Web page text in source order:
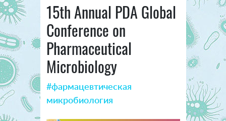
15th Annual PDA Global
Conference on
Pharmaceutical
Microbiology
#фармацевтическая
микробиология